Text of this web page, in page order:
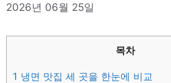
2026년 06월 25일
목차
1 냉면 맛집 세 곳을 한눈에 비교